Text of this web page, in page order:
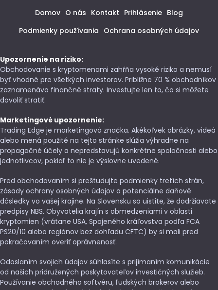
Domov O nás Kontakt Prihlásenie Blog
Podmienky používania Ochrana osobných údajov
Upozornenie na riziko:
Obchodovanie s kryptomenami zahŕňa vysoké riziko a nemusí
byť vhodné pre všetkých investorov. Približne 70 % obchodníkov
zaznamenáva finančné straty. Investujte len to, čo si môžete
dovoliť stratiť.
Marketingové upozornenie:
Trading Edge je marketingová značka. Akékoľvek obrázky, videá
alebo mená použité na tejto stránke slúžia výhradne na
propagačné účely a nepredstavujú konkrétne spoločnosti alebo
jednotlivcov, pokiaľ to nie je výslovne uvedené.
Pred obchodovaním si preštudujte podmienky tretích strán,
zásady ochrany osobných údajov a potenciálne daňové
dôsledky vo vašej krajine. Na Slovensku sa uistite, že dodržiavate
predpisy NBS. Obyvatelia krajín s obmedzeniami v oblasti
kryptomien (vrátane USA, Spojeného kráľovstva podľa FCA
PS20/10 alebo regiónov bez dohľadu CFTC) by si mali pred
pokračovaním overiť oprávnenosť.
Odoslaním svojich údajov súhlasíte s prijímaním komunikácie
od našich pridružených poskytovateľov investičných služieb.
Používanie obchodného softvéru, ľudských brokerov alebo